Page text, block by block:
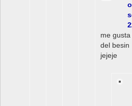
o
me gusta
del besin
jejeje